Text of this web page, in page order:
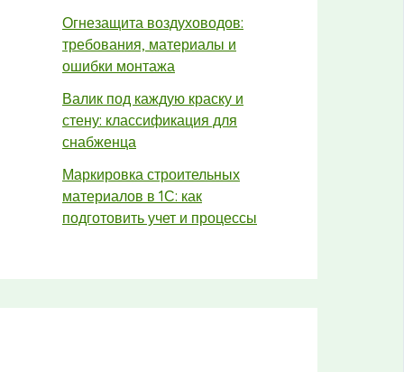
Огнезащита воздуховодов:
требования, материалы и
ошибки монтажа
Валик под каждую краску и
стену: классификация для
снабженца
Маркировка строительных
материалов в 1С: как
подготовить учет и процессы